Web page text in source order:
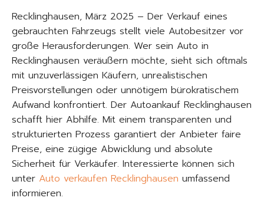
Recklinghausen, März 2025 – Der Verkauf eines
gebrauchten Fahrzeugs stellt viele Autobesitzer vor
große Herausforderungen. Wer sein Auto in
Recklinghausen veräußern möchte, sieht sich oftmals
mit unzuverlässigen Käufern, unrealistischen
Preisvorstellungen oder unnötigem bürokratischem
Aufwand konfrontiert. Der Autoankauf Recklinghausen
schafft hier Abhilfe. Mit einem transparenten und
strukturierten Prozess garantiert der Anbieter faire
Preise, eine zügige Abwicklung und absolute
Sicherheit für Verkäufer. Interessierte können sich
unter Auto verkaufen Recklinghausen umfassend
informieren.